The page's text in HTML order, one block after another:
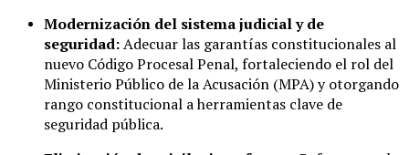
Modernización del sistema judicial y de
seguridad:Adecuar las garantías constitucionales al
nuevo Código Procesal Penal, fortaleciendo el rol del
Ministerio Público de la Acusación (MPA) y otorgando
rango constitucional a herramientas clave de
seguridad pública.